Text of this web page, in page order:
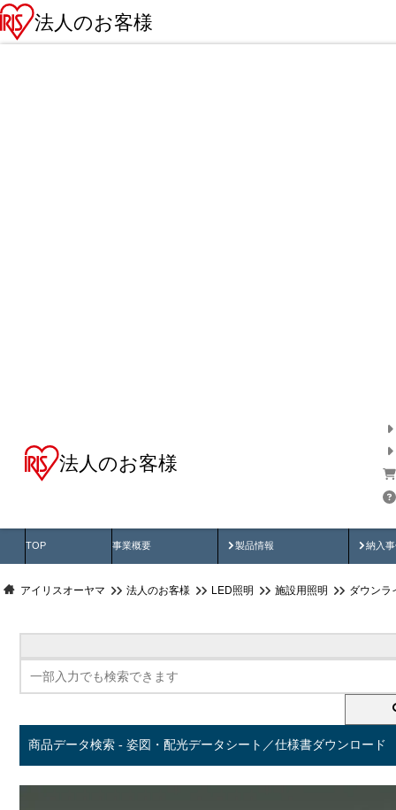
法人のお客様
法人のお客様
TOP 事業概要 製品情報
製品動画 納入
納
アイリスオーヤマ 法人のお客様 LED照明 施設用照明 ダウンラ
商品データ検索 - 姿図・配光データシート／仕様書ダウンロード